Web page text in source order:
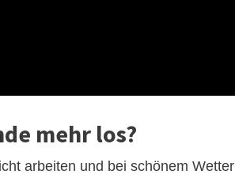
mehr los?
arbeiten und bei schönem Wetter